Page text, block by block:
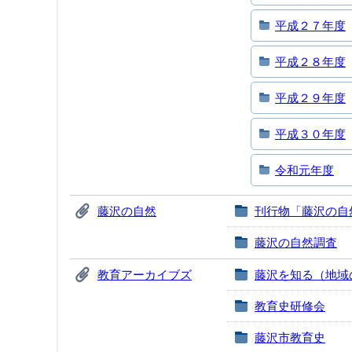
平成２７年度
平成２８年度
平成２９年度
平成３０年度
令和元年度
藤沢の自然 刊行物「藤沢の
藤沢の自然調査
教育アーカイブズ 藤沢を知る（地域
教育史研修会
藤沢市教育史